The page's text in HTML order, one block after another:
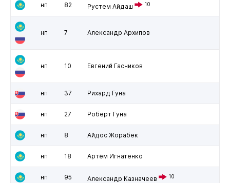
нп 82 Рустем Айдаш 10
нп 7 Александр Архипов
нп 10 Евгений Гасников
нп 37 Рихард Гуна
нп 27 Роберт Гуна
нп 8 Айдос Жорабек
нп 18 Артём Игнатенко
нп 95 Александр Казначеев 10